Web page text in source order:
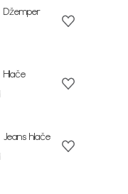
Džemper
Hlače
Jeans hlače